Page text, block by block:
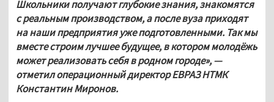
Школьники получают глубокие знания, знакомятся
с реальным производством, а после вуза приходят
на наши предприятия уже подготовленными. Так мы
вместе строим лучшее будущее, в котором молодёжь
может реализовать себя в родном городе», —
отметил операционный директор ЕВРАЗ НТМК
Константин Миронов.